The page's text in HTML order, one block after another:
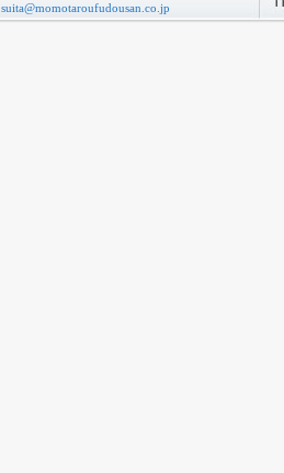
suita@momotaroufudousan.co.jp